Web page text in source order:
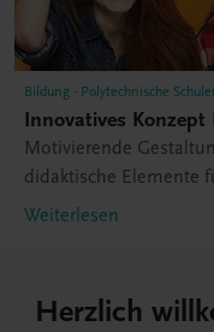
Bildung - Polytechnische
Innovatives Konzept
Motivierende
didaktische Elemente
Weiterlesen
Herzlich